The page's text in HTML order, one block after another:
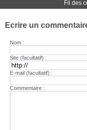
Fil des
Ecrire un
Nom :
Site (facultatif) :
E-mail (facultatif) :
Commentaire :